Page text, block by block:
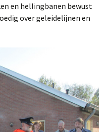
en hellingbanen bewust
over geleidelijnen en